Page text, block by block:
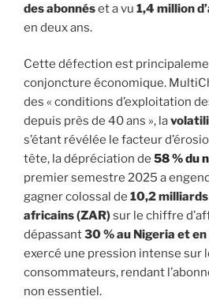
des abonnéset a vu 1,4 million
en deux ans.
Cette défection est
conjoncture économique.
des « conditions d’exploitation
depuis près de 40 ans », la
s’étant révélée le facteur
tête, la dépréciation de 58 % du
premier semestre 2025 a
gagner colossal de 10,2
africains (ZAR)sur le chiffre
dépassant30 % au Nigeria et
exercé une pression intense sur
consommateurs, rendant
non essentiel.